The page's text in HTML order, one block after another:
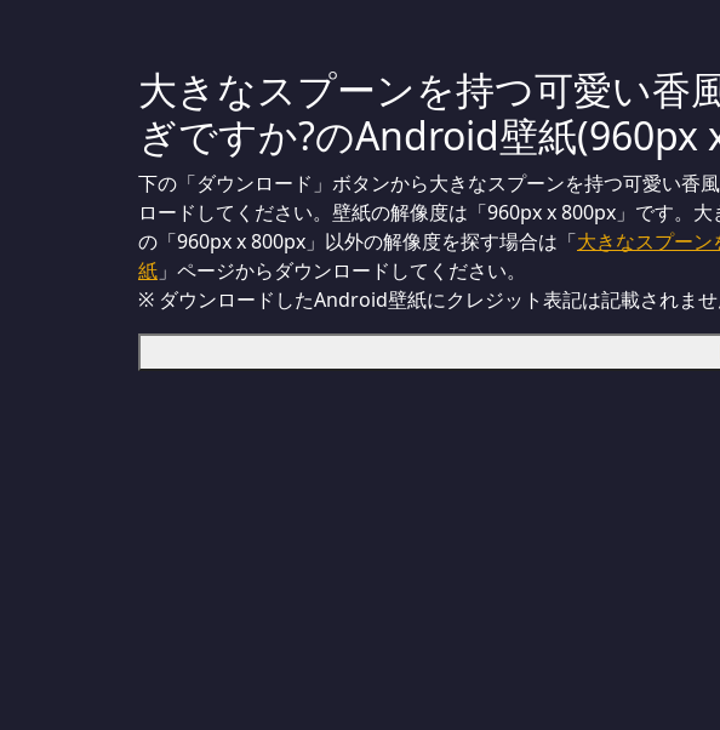
大きなスプーンを持つ可愛い香
ぎですか?のAndroid壁紙(960px
下の「ダウンロード」ボタンから大きなスプーンを持つ可愛い
ロードしてください。壁紙の解像度は「960px x 800px」です。
の「960px x 800px」以外の解像度を探す場合は「大きなスプー
紙」ページからダウンロードしてください。
※ ダウンロードしたAndroid壁紙にクレジット表記は記載されませ